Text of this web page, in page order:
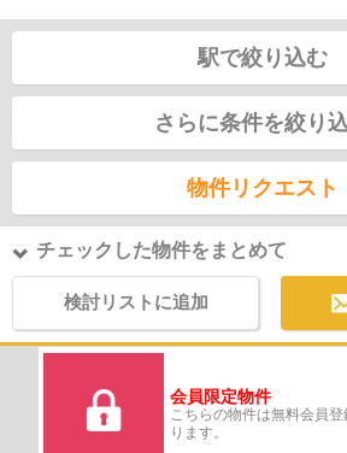
駅で絞り込む
さらに条件を絞り
物件リクエスト
チェックした物件をまとめて
検討リストに追加
会員限定物件
こちらの物件は無料会員
ります。